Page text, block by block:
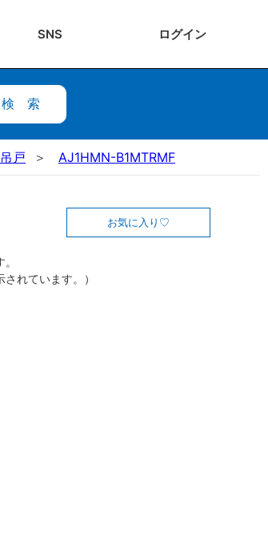
SNS ログイン
検索
吊戸 AJ1HMN-B1MTRMF
お気に入り
れています。）